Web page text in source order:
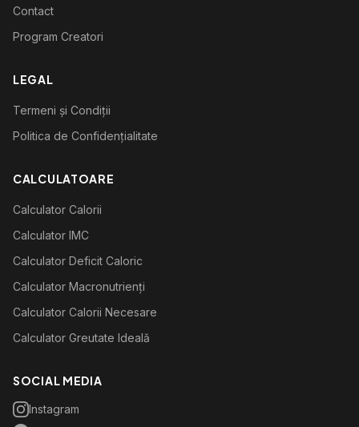
Contact
Program Creatori
LEGAL
Termeni și Condiții
Politica de Confidențialitate
CALCULATOARE
Calculator Calorii
Calculator IMC
Calculator Deficit Caloric
Calculator Macronutrienți
Calculator Calorii Necesare
Calculator Greutate Ideală
SOCIAL MEDIA
Instagram